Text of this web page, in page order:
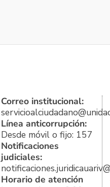
Correo institucional:
Línea anticorrupción:
Desde móvil o fijo: 157
Notificaciones
judiciales:
Horario de atención